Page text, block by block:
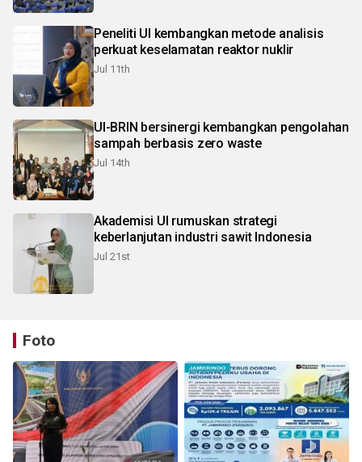
Peneliti UI kembangkan metode analisis
perkuat keselamatan reaktor nuklir
Jul 11th
UI-BRIN bersinergi kembangkan pengolahan
sampah berbasis zero waste
Jul 14th
Akademisi UI rumuskan strategi
keberlanjutan industri sawit Indonesia
Jul 21st
Foto